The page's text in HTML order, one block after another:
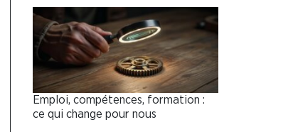
Emploi, compétences, formation :
ce qui change pour nous